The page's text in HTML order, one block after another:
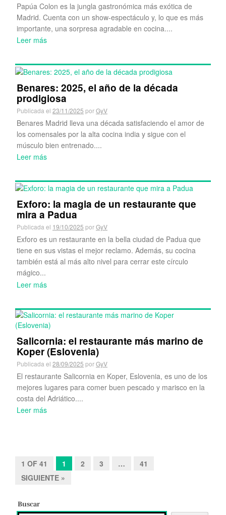
Papúa Colon es la jungla gastronómica más exótica de
Madrid. Cuenta con un show-espectáculo y, lo que es más
importante, una sorpresa agradable en cocina....
Leer más
Benares: 2025, el año de la década
prodigiosa
Publicada el 23/11/2025 porGyV
Benares Madrid lleva una década satisfaciendo el amor de
los comensales por la alta cocina india y sigue con el
músculo bien entrenado....
Leer más
Exforo: la magia de un restaurante que
mira a Padua
Publicada el 19/10/2025 porGyV
Exforo es un restaurante en la bella ciudad de Padua que
tiene en sus vistas el mejor reclamo. Además, su cocina
también está al más alto nivel para cerrar este círculo
mágico...
Leer más
Salicornia: el restaurante más marino de
Koper (Eslovenia)
Publicada el 28/09/2025 porGyV
El restaurante Salicornia en Koper, Eslovenia, es uno de los
mejores lugares para comer buen pescado y marisco en la
costa del Adriático....
Leer más
1 OF 41 1 2 3 …
41
SIGUIENTE »
Buscar